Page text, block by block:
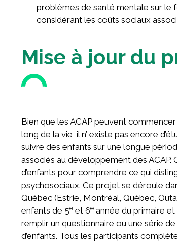
problèmes de santé mentale sur le
considérant les coûts sociaux
Mise à jour du
Bien que les ACAP peuvent
long de la vie, il n’ existe pas encore
suivre des enfants sur une longue
associés au développement des
d’enfants pour comprendre ce qui
psychosociaux. Ce projet se déroule
Québec (Estrie, Montréal, Québec,
enfants de 5e et 6e année du primaire et
remplir un questionnaire ou une série
d’enfants. Tous les participants